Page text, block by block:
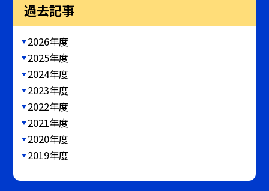
過去記事
2026年度
2025年度
2024年度
2023年度
2022年度
2021年度
2020年度
2019年度